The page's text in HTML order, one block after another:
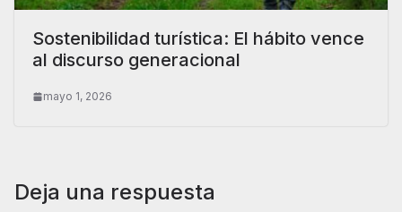
Sostenibilidad turística: El hábito vence
al discurso generacional
mayo 1, 2026
Deja una respuesta